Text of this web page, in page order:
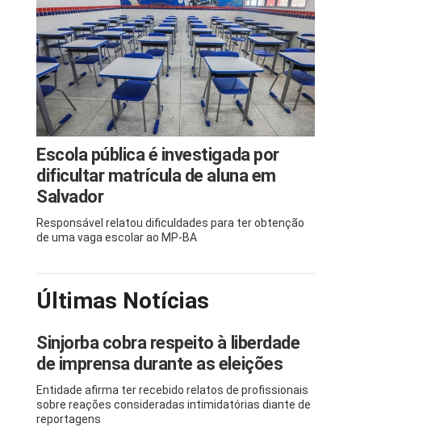
Escola pública é investigada por
dificultar matrícula de aluna em
Salvador
Responsável relatou dificuldades para ter obtenção
de uma vaga escolar ao MP-BA
Últimas Notícias
Sinjorba cobra respeito à liberdade
de imprensa durante as eleições
Entidade afirma ter recebido relatos de profissionais
sobre reações consideradas intimidatórias diante de
reportagens